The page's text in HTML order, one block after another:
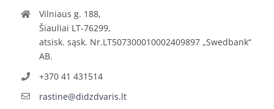
Vilniaus g. 188,
Šiauliai LT-76299,
atsisk. sąsk. Nr.LT507300010002409897 „Swedbank“
AB.
+370 41 431514
rastine@didzdvaris.lt